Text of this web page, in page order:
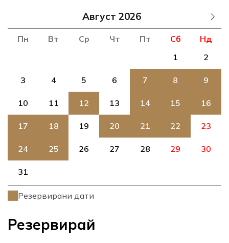
Август
Пн Вт Ср Чт Пт Сб
Нд
1
2
3 4 5 6 7 8 9
10 11 12 13 14 15 16
17 18 19 20 21 22 23
24 25 26 27 28 29 30
31
Резервирани дати
Резервирай